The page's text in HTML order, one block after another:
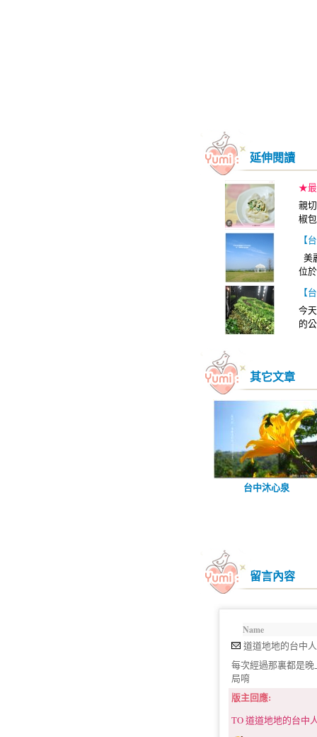
延伸閱讀
★最
親
椒
【
美
位
【
今
的
其它文章
台中沐心泉
留言內容
Name
道道地地的台中人
每次經過那裏都是
局唷
版主回應:
TO道道地地的台中